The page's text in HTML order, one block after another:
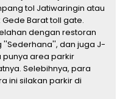
tol Jatiwaringin atau
Gede Barat toll gate.
dengan restoran
''Sederhana'', dan juga J-
punya area parkir
Selebihnya, para
ini silakan parkir di